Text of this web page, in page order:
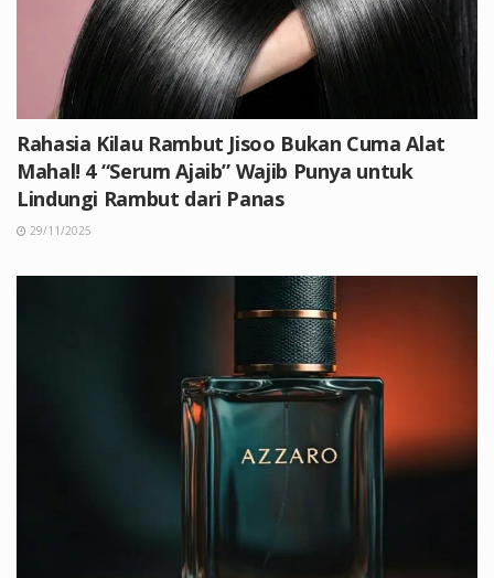
Rahasia Kilau Rambut Jisoo Bukan Cuma Alat
Mahal! 4 “Serum Ajaib” Wajib Punya untuk
Lindungi Rambut dari Panas
29/11/2025